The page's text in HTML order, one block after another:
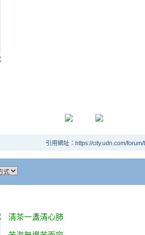
引用網址：https://city.udn.com/
清茶一盞清心肺